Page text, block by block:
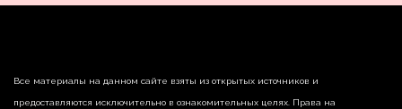
Все материалы на данном сайте взяты из открытых источников и
предоставляются исключительно в ознакомительных целях. Права на